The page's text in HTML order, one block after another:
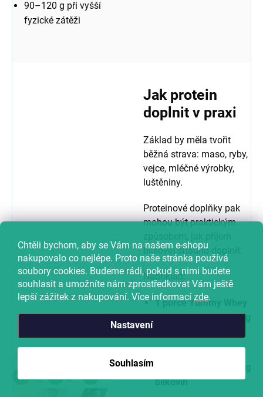
Chtěli bychom, aby se Vám na našem e-shopu
nakupovalo co nejlépe. Proto naše stránka používá
soubory cookies. Budeme rádi, pokud s nimi budete
souhlasit a umožníte nám zprostředkovat Vám ještě
lepší zážitek z nakupování. Více informací zde.
Nastavení
Souhlasím
90–120 g při vyšší
fyzické zátěži
Jak protein
doplnit v praxi
Základ by měla tvořit
běžná strava: maso, ryby,
vejce, mléčné výrobky,
luštěniny.
Proteinové doplňky pak
mohou být praktickým
bílkovin snadno doplnit.
Například:
1 porce Yummy Whey
dodá přibližně21–22 g
bílkovin